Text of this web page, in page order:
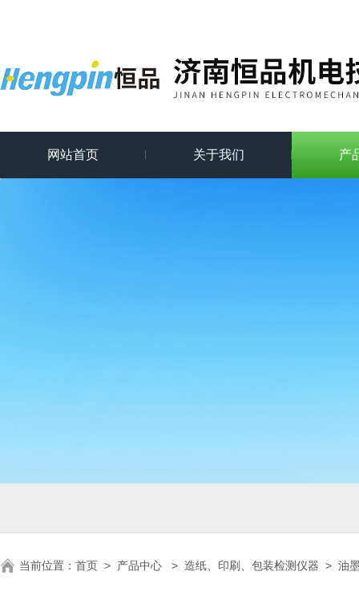
网站首页 关于我们 产
当前位置： 首页 > 产品中心 > 造纸、印刷、包装检测仪器 > 油